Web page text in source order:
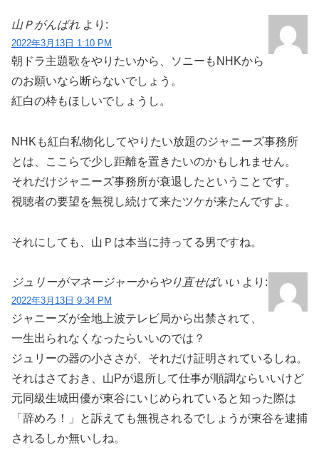
山Ｐがんばれ より:
2022年3月13日 1:10 PM
朝ドラ主題歌をやりたいから、ソニーもNHKから
のお願いなら断らないでしょう。
紅白の枠もほしいでしょうし。
NHKも紅白私物化してやりたい放題のジャニーズ事務所
とは、ここらで少し距離を置きたいのかもしれません。
それだけジャニーズ事務所が衰退したということです。
視聴者の要望を無視し続けて来たツケが来たんですよ。
それにしても、山Ｐは本当に持ってる男ですね。
ジュリーがマネージャーからやり直せばいい より:
2022年3月13日 9:34 PM
ジャニーズが全地上波テレビ局から出禁されて、
一生出られなくなったらいいのでは？
ジュリーの器の小ささが、それだけ証明されているしね。
それはさておき、山Pが退所して仕事が順調ならいいけど
元同級生城田優が東谷にいじめられていると知った際は
「辞めろ！」と訴えても無視されるでしょうが東谷を逮捕
されるしか無いしね。